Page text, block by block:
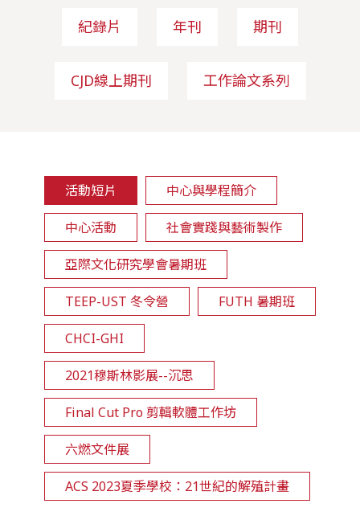
紀錄片 年刊 期刊
CJD線上期刊 工作論文系列
活動短片 中心與學程簡介
中心活動 社會實踐與藝術製作
亞際文化研究學會暑期班
TEEP-UST 冬令營 FUTH 暑期班
CHCI-GHI
2021穆斯林影展--沉思
Final Cut Pro 剪輯軟體工作坊
六燃文件展
ACS 2023夏季學校：21世紀的解殖計畫